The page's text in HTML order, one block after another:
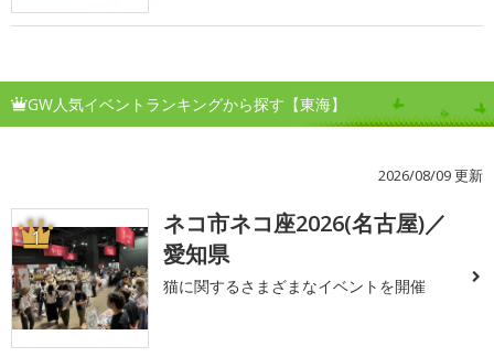
GW人気イベントランキングから探す【東海】
2026/08/09 更新
1
ネコ市ネコ座2026(名古屋)／
愛知県
猫に関するさまざまなイベントを開催